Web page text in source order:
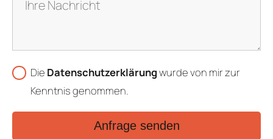
Die Datenschutzerklärungwurde von mir zur
Kenntnis genommen.
Anfrage senden